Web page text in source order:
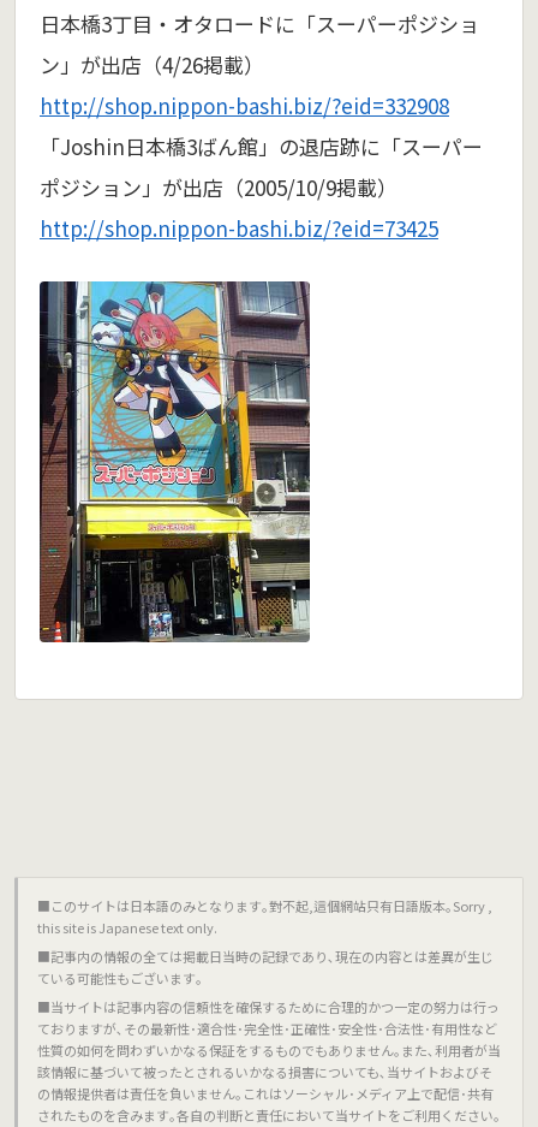
日本橋3丁目・オタロードに「スーパーポジショ
ン」が出店（4/26掲載）
http://shop.nippon-bashi.biz/?eid=332908
「Joshin日本橋3ばん館」の退店跡に「スーパー
ポジション」が出店（2005/10/9掲載）
http://shop.nippon-bashi.biz/?eid=73425
■このサイトは日本語のみとなります｡對不起,這個網站只有日語版本｡Sorry ,
this site is Japanese text only.
■記事内の情報の全ては掲載日当時の記録であり､現在の内容とは差異が生じ
ている可能性もございます｡
■当サイトは記事内容の信頼性を確保するために合理的かつ一定の努力は行っ
ておりますが､その最新性･適合性･完全性･正確性･安全性･合法性･有用性など
性質の如何を問わずいかなる保証をするものでもありません｡また､利用者が当
該情報に基づいて被ったとされるいかなる損害についても､当サイトおよびそ
の情報提供者は責任を負いません｡これはソーシャル･メディア上で配信･共有
されたものを含みます｡各自の判断と責任において当サイトをご利用ください｡